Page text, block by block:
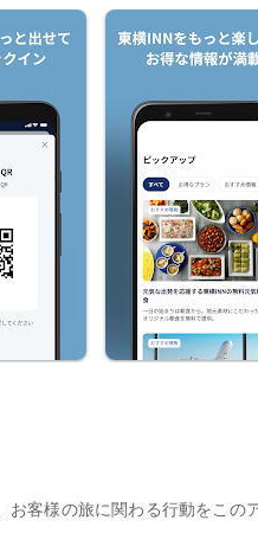
客様の旅に関わる行動をこの